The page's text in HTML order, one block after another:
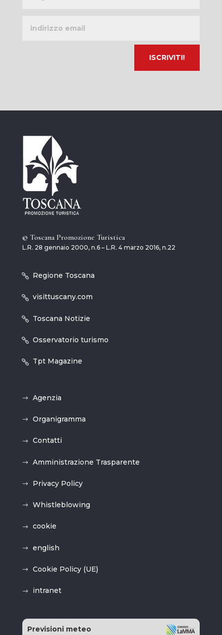
email
© Toscana Promozione Turistica
L.R. 28 gennaio 2000, n.6 – L.R. 4 marzo 2016, n.22
Regione Toscana
visittuscany.com
Toscana Notizie
Osservatorio turismo
Tpt Magazine
Agenzia
Organigramma
Contatti
Amministrazione Trasparente
Privacy Policy
Whistleblowing
cookie
english
Cookie Policy (UE)
intranet
Previsioni meteo